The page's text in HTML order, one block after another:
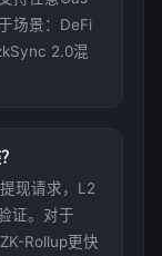
场景：DeFi
2.0混
现请求，L2
证。对于
Rollup更快